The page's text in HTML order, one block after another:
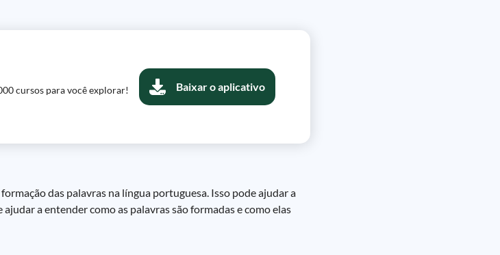
cursos para você explorar! Baixar o aplicativo
das palavras na língua portuguesa. Isso pode ajudar a
a entender como as palavras são formadas e como elas